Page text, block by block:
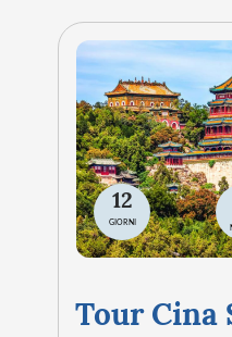
12
GIORNI
Tour Cina